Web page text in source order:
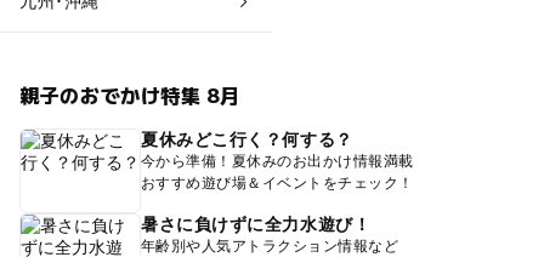
親子のおでかけ特集 8月
夏休みどこ行く？何する？
今から準備！夏休みのお出かけ情報満載
おすすめ遊び場＆イベントをチェック！
暑さに負けずに全力水遊び！
年齢別や人気アトラクション情報など